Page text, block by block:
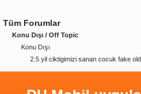
Tüm Forumlar
Konu Dışı / Off Topic
Konu Dışı
2.5 yil ciktigimizi sanan cocuk fake